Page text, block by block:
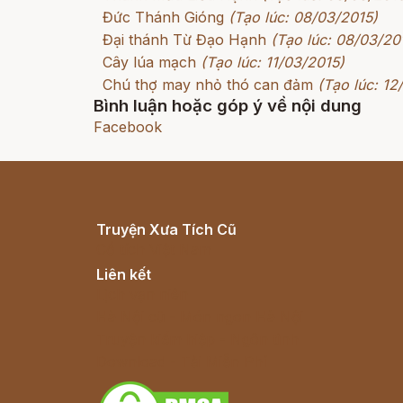
Đức Thánh Gióng (Tạo lúc: 08/03/2015)
Đại thánh Từ Đạo Hạnh (Tạo lúc: 08/03/
Cây lúa mạch (Tạo lúc: 11/03/2015)
Chú thợ may nhỏ thó can đảm (Tạo lúc:
Bình luận hoặc góp ý về nội dung
Facebook
Truyện Xưa Tích Cũ
Liên kết